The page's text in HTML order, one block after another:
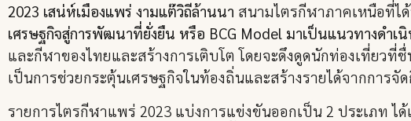
2023 เสน่ห์เมืองแพร่ งามแต๊วิถีล้านนา สนามไตรกีฬาภาคเหนือที่ไ
เศรษฐกิจสู่การพัฒนาที่ยั่งยืน หรือ BCG Model มาเป็นแนวทางดำเนิ
และกีฬาของไทยและสร้างการเติบโต โดยจะดึงดูดนักท่องเที่ยว
เป็นการช่วยกระตุ้นเศรษฐกิจในท้องถิ่นและสร้างรายได้จากการ
รายการไตรกีฬาแพร่ 2023 แบ่งการแข่งขันออกเป็น 2 ประเภท ได้